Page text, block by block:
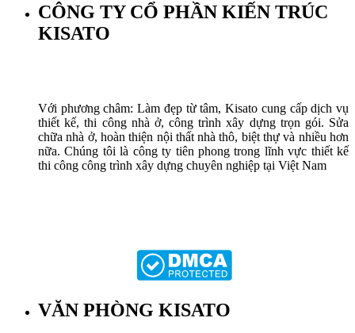
CÔNG TY CỔ PHẦN KIẾN TRÚC
KISATO
Với phương châm: Làm đẹp từ tâm, Kisato cung cấp dịch vụ
thiết kế, thi công nhà ở, công trình xây dựng trọn gói. Sửa
chữa nhà ở, hoàn thiện nội thất nhà thô, biệt thự và nhiều hơn
nữa. Chúng tôi là công ty tiên phong trong lĩnh vực thiết kế
thi công công trình xây dựng chuyên nghiệp tại Việt Nam
VĂN PHÒNG KISATO